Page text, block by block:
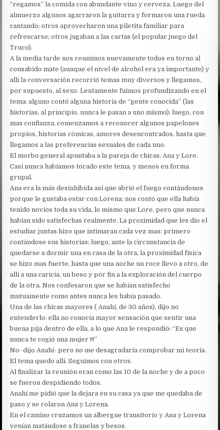
“regamos” la comida con abundante vino y cerveza. Luego del
almuerzo algunos agarraron la guitarra y formaron una rueda
cantando; otros aprovecharon una piletita familiar para
refrescarse; otros jugaban a las cartas (el popular juego del
Truco).
A la media tarde nos reunimos nuevamente todos en torno al
consabido mate (aunque el nivel de alcohol era ya importante) y
allí la conversación recorrió temas muy diversos y llegamos,
por supuesto, al sexo. Lentamente fuimos profundizando en el
tema: alguno contó alguna historia de “gente conocida” (las
historias, al principio, nunca le pasan a uno mismo); luego, con
mas confianza, comenzamos a reconocer algunos papelones
propios, historias cómicas, amores desencontrados, hasta que
llegamos a las preferencias sexuales de cada uno.
El morbo general apuntaba a la pareja de chicas: Ana y Lore.
Casi nunca habíamos tocado este tema, y menos en forma
grupal.
Ana era la más desinhibida así que abrió el fuego contándonos
porque le gustaba estar con Lorena: nos contó que ella había
tenido novios toda su vida, lo mismo que Lore, pero que nunca
habían sido satisfechas realmente. La proximidad que les dio el
estudiar juntas hizo que intimaran cada vez mas: primero
contándose sus historias; luego, ante la circunstancia de
quedarse a dormir una en casa de la otra, la proximidad física
se hizo mas fuerte, hasta que una noche un roce llevo a otro, de
allí a una caricia, un beso y por fin a la exploración del cuerpo
de la otra. Nos confesaron que se habían satisfecho
mutuamente como antes nunca les había pasado.
Una de las chicas mayores ( Anahí, de 30 años), dijo no
entenderlo: ella no conocía mayor sensación que sentir una
buena pija dentro de ella, a lo que Ana le respondió: “Es que
nunca te cogió una mujer !!!”
No- dijo Anahí- pero no me desagradaría comprobar mi teoría.
El tema quedo allí. Seguimos con otros.
Al finalizar la reunión eran como las 10 de la noche y de a poco
se fueron despidiendo todos.
Anahí me pidió que la dejara en su casa ya que me quedaba de
paso y se colaron Ana y Lorena.
En el camino cruzamos un albergue transitorio y Ana y Lorena
venían matándose a franelas y besos.